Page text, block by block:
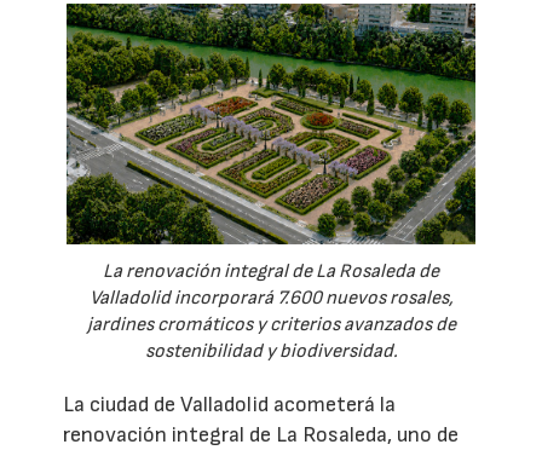
La renovación integral de La Rosaleda de
Valladolid incorporará 7.600 nuevos rosales,
jardines cromáticos y criterios avanzados de
sostenibilidad y biodiversidad.
La ciudad de Valladolid acometerá la
renovación integral de La Rosaleda, uno de